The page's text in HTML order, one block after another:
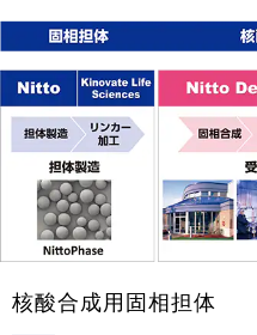
核酸合成用固相担体